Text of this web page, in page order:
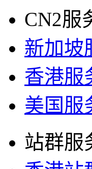
CN2服
新加坡
香港服
美国服
站群服